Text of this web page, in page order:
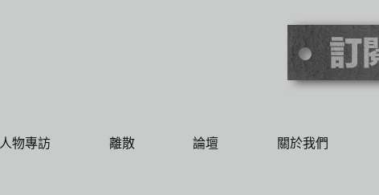
人物專訪 離散 論壇 關於我們